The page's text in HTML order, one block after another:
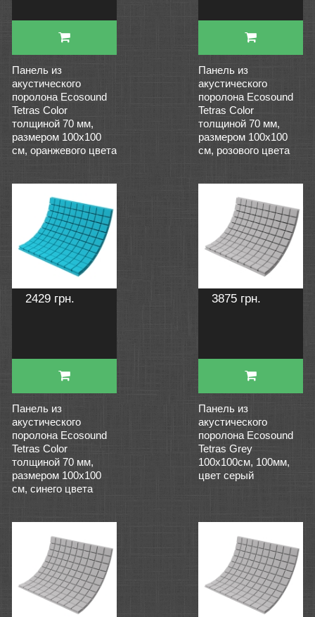
Панель из
акустического
поролона Ecosound
Tetras Color
толщиной 70 мм,
размером 100х100
см, оранжевого цвета
Панель из
акустического
поролона Ecosound
Tetras Color
толщиной 70 мм,
размером 100х100
см, розового цвета
2429 грн.
Панель из
акустического
поролона Ecosound
Tetras Color
толщиной 70 мм,
размером 100х100
см, синего цвета
3875 грн.
Панель из
акустического
поролона Ecosound
Tetras Grey
100x100см, 100мм,
цвет серый